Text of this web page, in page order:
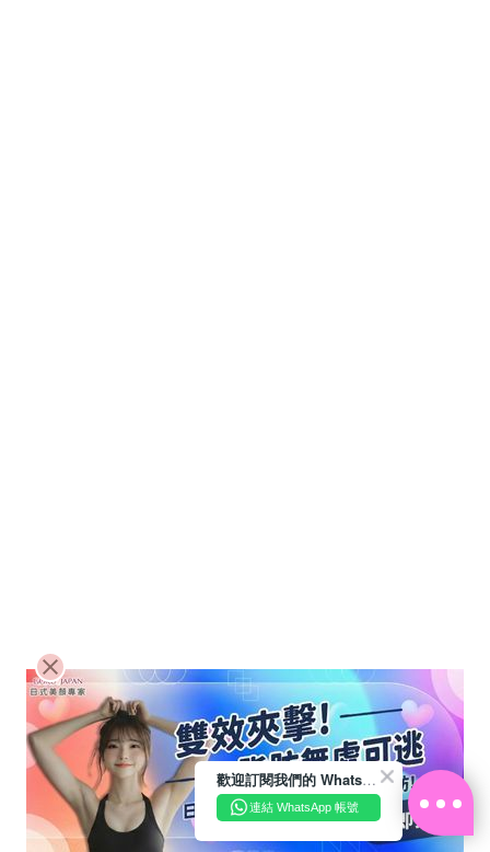
歡迎訂閱我們的 WhatsApp Business 帳號
連結 WhatsApp 帳號